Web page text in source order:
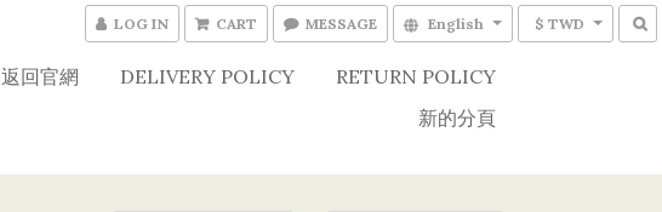
LOG IN CART MESSAGE English $ TWD
返回官網 DELIVERY POLICY
RETURN POLICY
新的分頁